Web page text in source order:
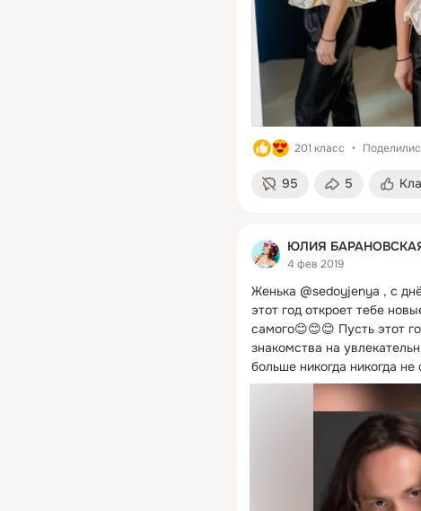
201 класс
95 5
ЮЛИЯ
4 фев 2019
Женька @sedoyjenya , с
этот год откроет тебе
самого😊😊😊 Пусть этот
знакомства на
больше никогда никогда